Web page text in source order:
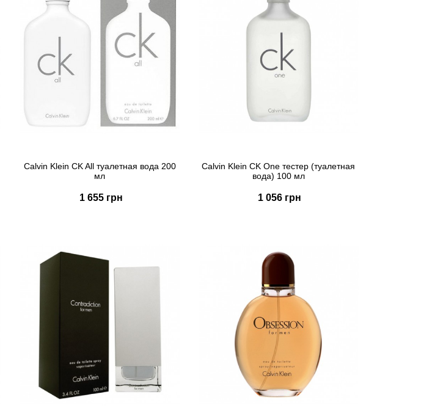
Calvin Klein CK All туалетная вода 200
мл
1 655 грн
Calvin Klein CK One тестер (туалетная
вода) 100 мл
1 056 грн